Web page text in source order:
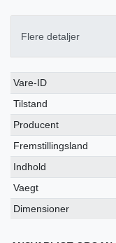
Flere detaljer
Vare-ID
Tilstand
Producent
Fremstillingsland
Indhold
Vaegt
Dimensioner